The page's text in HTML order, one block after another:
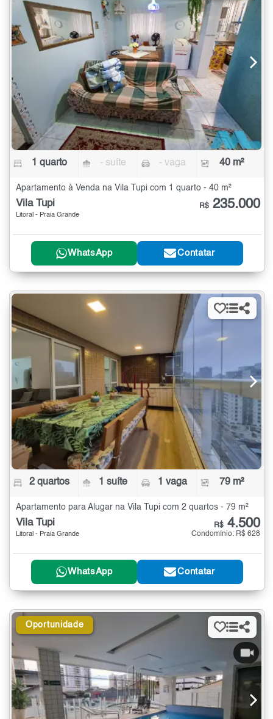
1 quarto - suíte - vaga 40 m²
Apartamento à Venda na Vila Tupi com 1 quarto - 40 m²
Vila Tupi
Litoral - Praia Grande
R$ 235.000
WhatsApp Contatar
2 quartos 1 suíte 1 vaga 79 m²
Apartamento para Alugar na Vila Tupi com 2 quartos - 79 m²
Vila Tupi
Litoral - Praia Grande
R$ 4.500
Condomínio: R$ 628
WhatsApp Contatar
Oportunidade